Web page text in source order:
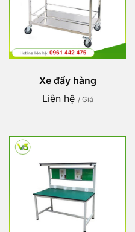
Xe đẩy hàng
Liên hệ / Giá